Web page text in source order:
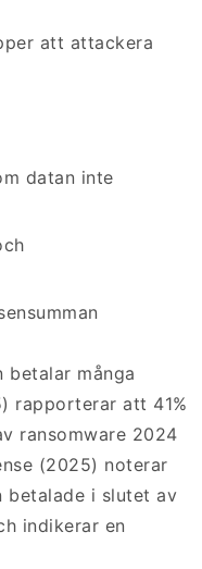
att attackera
datan inte
betalar många
rapporterar att 41%
ransomware 2024
(2025) noterar
betalade i slutet av
indikerar en